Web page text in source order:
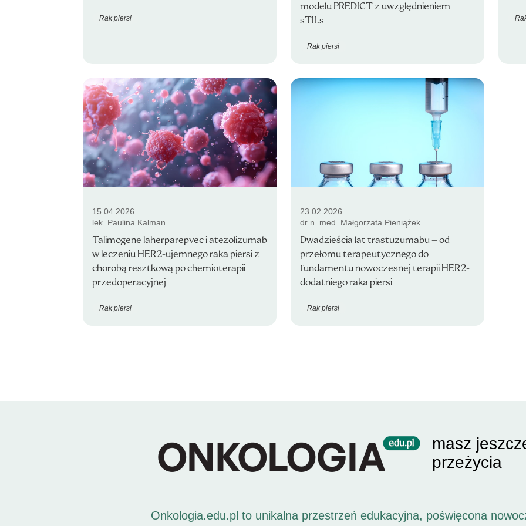
Rak piersi
modelu PREDICT z uwzględnieniem
sTILs
Rak piersi
15.04.2026
lek. Paulina Kalman
Talimogene laherparepvec i atezolizumab
w leczeniu HER2-ujemnego raka piersi z
chorobą resztkową po chemioterapii
przedoperacyjnej
Rak piersi
23.02.2026
dr n. med. Małgorzata Pieniążek
Dwadzieścia lat trastuzumabu – od
przełomu terapeutycznego do
fundamentu nowoczesnej terapii HER2-
dodatniego raka piersi
Rak piersi
masz
przeżycia
Onkologia.edu.pl to unikalna przestrzeń edukacyjna, poświęcona